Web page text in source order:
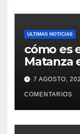
ULTIMAS NOTICIAS
cómo es
Matanza
sacó la
de
Buenos
7 AGOSTO,
COMENTARIOS